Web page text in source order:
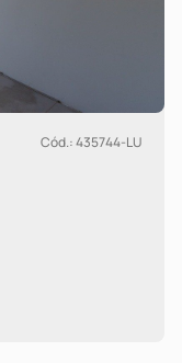
Cód.: 435744-LU